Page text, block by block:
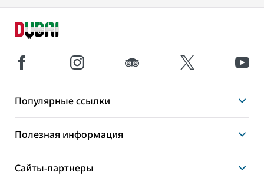
Популярные ссылки
Полезная информация
Сайты-партнеры